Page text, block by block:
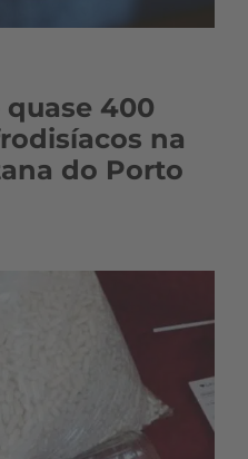
quase 400
na
do Porto